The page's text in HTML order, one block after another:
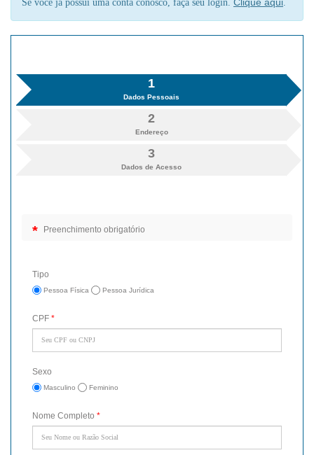
Se você já possui uma conta conosco, faça seu login.
1
Dados Pessoais
2
Endereço
3
Dados de Acesso
* Preenchimento obrigatório
Tipo
Pessoa Física Pessoa Jurídica
CPF *
Sexo
Masculino Feminino
Nome Completo *